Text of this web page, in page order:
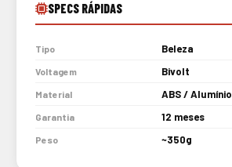
SPECS RÁPIDAS
Tipo Beleza
Voltagem Bivolt
Material ABS / Alumínio
Garantia 12 meses
Peso ~350g